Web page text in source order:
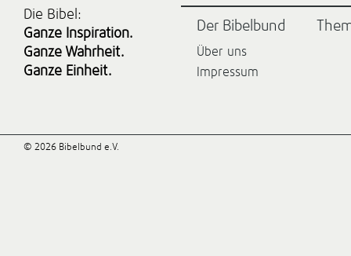
Die Bibel:
Ganze Inspiration.
Ganze Wahrheit.
Ganze Einheit.
Der Bibelbund
Über uns
Impressum
© 2026 Bibelbund e.V.